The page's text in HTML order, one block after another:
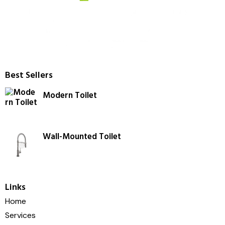
Best Sellers
Modern Toilet
Wall-Mounted Toilet
Links
Home
Services